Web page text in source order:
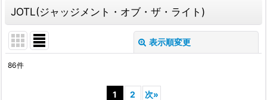
JOTL(ジャッジメント・オブ・ザ・ライト)
表示順変更
86件
1 2 次»